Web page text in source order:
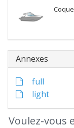
Annexes
full
light
Voulez-vous